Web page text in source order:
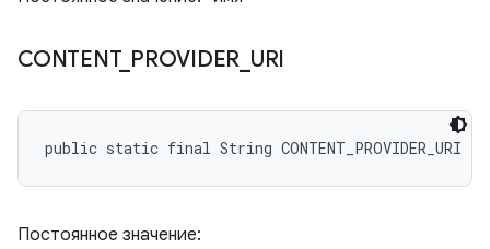
CONTENT_ PROVIDER URI
public static final String CONTENT_PROVIDER_URI
Постоянное значение: